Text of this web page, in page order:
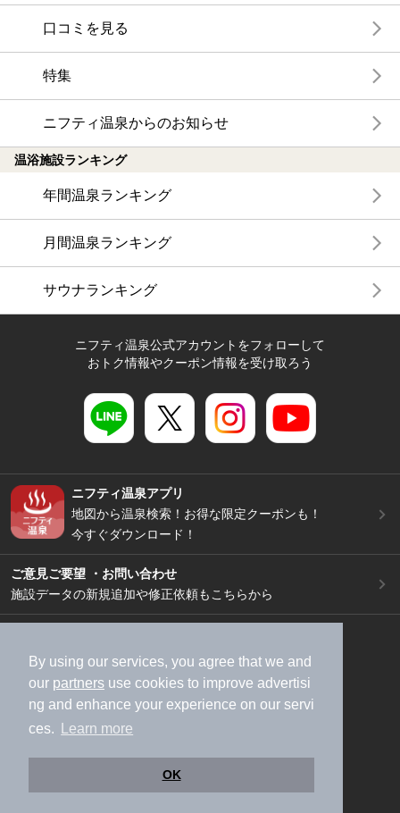
By using our services, you agree that we and
our partners use cookies to improve advertisi
ng and enhance your experience on our servi
ces.
Learn more
OK
口コミを見る
特集
ニフティ温泉からのお知らせ
温浴施設ランキング
年間温泉ランキング
月間温泉ランキング
サウナランキング
ニフティ温泉公式アカウントをフォローして
おトク情報やクーポン情報を受け取ろう
ニフティ温泉アプリ
地図から温泉検索！お得な限定クーポンも！
今すぐダウンロード！
ご意見ご要望 ・お問い合わせ
施設データの新規追加や修正依頼もこちらから
加盟店募集（資料請求）
広告出稿のご案内
利用規約
ライフスタイルMEMBERS+規約
特定商取引法に基づく表記
ヘルプ
採用情報
運営会社